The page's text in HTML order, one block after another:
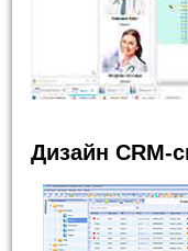
Дизайн CRM-